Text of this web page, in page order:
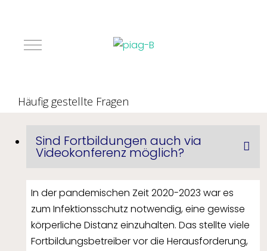
Mobile Menu Toggle
Häufig gestellte Fragen
Sind Fortbildungen auch via
Videokonferenz möglich?
In der pandemischen Zeit 2020-2023 war es
zum Infektionsschutz notwendig, eine gewisse
körperliche Distanz einzuhalten. Das stellte viele
Fortbildungsbetreiber vor die Herausforderung,